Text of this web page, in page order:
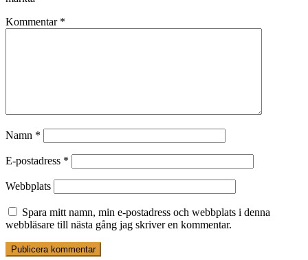
Kommentar *
Namn *
E-postadress *
Webbplats
Spara mitt namn, min e-postadress och webbplats i denna
webbläsare till nästa gång jag skriver en kommentar.